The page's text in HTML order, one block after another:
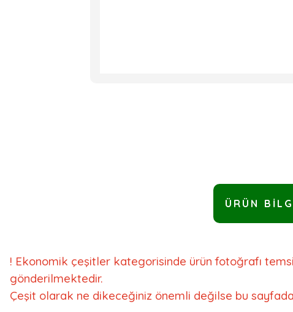
ÜRÜN
! Ekonomik çeşitler kategorisinde ürün fotoğrafı
gönderilmektedir.
Çeşit olarak ne dikeceğiniz önemli değilse bu